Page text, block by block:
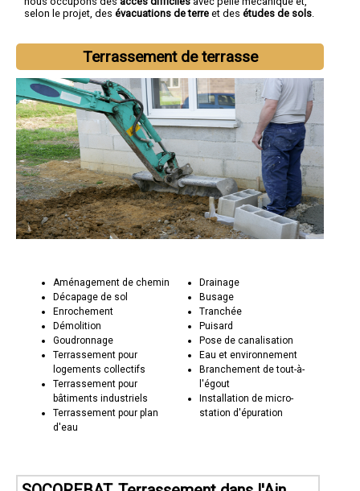
selon le projet, des évacuations de terre et des études de sols
Terrassement de terrasse
Aménagement de chemin
Décapage de sol
Enrochement
Démolition
Goudronnage
Terrassement pour
logements collectifs
Terrassement pour
bâtiments industriels
Terrassement pour plan
d'eau
Drainage
Busage
Tranchée
Puisard
Pose de canalisation
Eau et environnement
Branchement de tout-à-
l'égout
Installation de micro-
station d'épuration